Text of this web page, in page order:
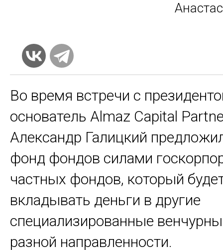
Во время встречи с
основатель Almaz Capital
Александр Галицкий
фонд фондов силами
частных фондов, который
вкладывать деньги в другие
специализированные
разной направленности.